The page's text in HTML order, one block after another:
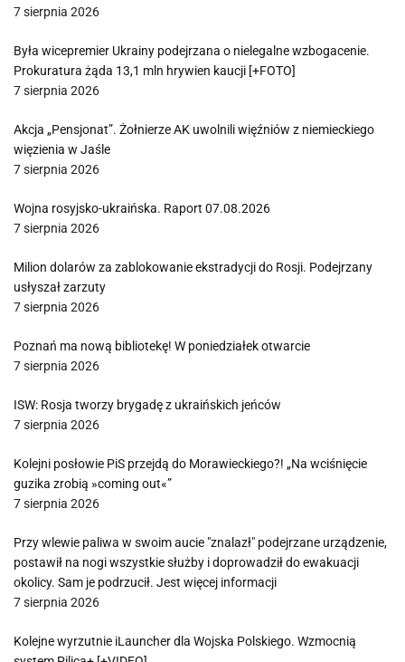
7 sierpnia 2026
Była wicepremier Ukrainy podejrzana o nielegalne wzbogacenie.
Prokuratura żąda 13,1 mln hrywien kaucji [+FOTO]
7 sierpnia 2026
Akcja „Pensjonat”. Żołnierze AK uwolnili więźniów z niemieckiego
więzienia w Jaśle
7 sierpnia 2026
Wojna rosyjsko-ukraińska. Raport 07.08.2026
7 sierpnia 2026
Milion dolarów za zablokowanie ekstradycji do Rosji. Podejrzany
usłyszał zarzuty
7 sierpnia 2026
Poznań ma nową bibliotekę! W poniedziałek otwarcie
7 sierpnia 2026
ISW: Rosja tworzy brygadę z ukraińskich jeńców
7 sierpnia 2026
Kolejni posłowie PiS przejdą do Morawieckiego?! „Na wciśnięcie
guzika zrobią »coming out«”
7 sierpnia 2026
Przy wlewie paliwa w swoim aucie "znalazł" podejrzane urządzenie,
postawił na nogi wszystkie służby i doprowadził do ewakuacji
okolicy. Sam je podrzucił. Jest więcej informacji
7 sierpnia 2026
Kolejne wyrzutnie iLauncher dla Wojska Polskiego. Wzmocnią